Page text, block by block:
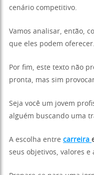
cenário competitivo.
Vamos analisar, então,
que eles podem oferecer.
Por fim, este texto não
pronta, mas sim
Seja você um jovem
alguém buscando uma
A escolha entre carreira
seus objetivos, valores